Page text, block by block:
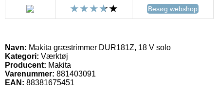
Besøg webshop
Navn: Makita græstrimmer DUR181Z, 18 V solo
Kategori: Værktøj
Producent: Makita
Varenummer: 881403091
EAN: 88381675451